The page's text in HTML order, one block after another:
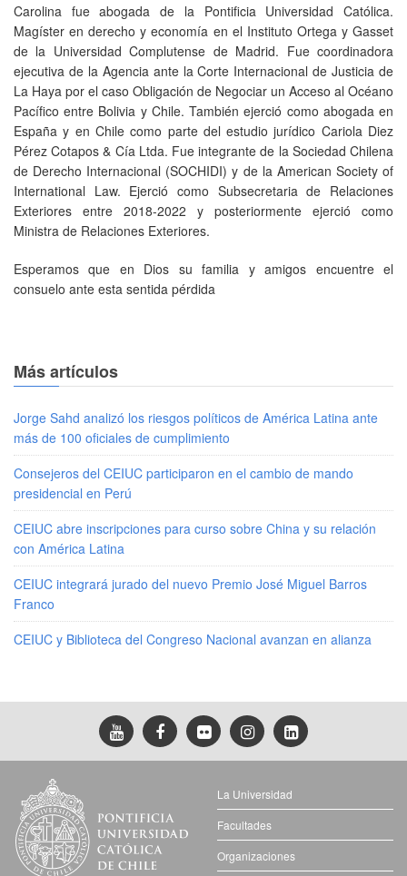
Carolina fue abogada de la Pontificia Universidad Católica.
Magíster en derecho y economía en el Instituto Ortega y Gasset
de la Universidad Complutense de Madrid. Fue coordinadora
ejecutiva de la Agencia ante la Corte Internacional de Justicia de
La Haya por el caso Obligación de Negociar un Acceso al Océano
Pacífico entre Bolivia y Chile. También ejerció como abogada en
España y en Chile como parte del estudio jurídico Cariola Diez
Pérez Cotapos & Cía Ltda. Fue integrante de la Sociedad Chilena
de Derecho Internacional (SOCHIDI) y de la American Society of
International Law. Ejerció como Subsecretaria de Relaciones
Exteriores entre 2018-2022 y posteriormente ejerció como
Ministra de Relaciones Exteriores.
Esperamos que en Dios su familia y amigos encuentre el
consuelo ante esta sentida pérdida
Más artículos
Jorge Sahd analizó los riesgos políticos de América Latina ante
más de 100 oficiales de cumplimiento
Consejeros del CEIUC participaron en el cambio de mando
presidencial en Perú
CEIUC abre inscripciones para curso sobre China y su relación
con América Latina
CEIUC integrará jurado del nuevo Premio José Miguel Barros
Franco
CEIUC y Biblioteca del Congreso Nacional avanzan en alianza
La Universidad
Facultades
Organizaciones